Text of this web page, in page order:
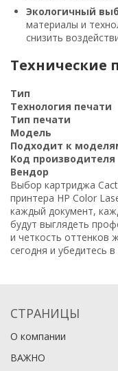
Экологичный
материалы и
снизить
Технические
Тип
Технология печати
Тип печати
Модель
Подходит к
Код производителя
Вендор
Выбор картриджа
принтера HP Color
каждый документ,
будут выглядеть
и четкость оттенков
сегодня и убедитесь
СТРАНИЦЫ
О компании
ВАЖНО